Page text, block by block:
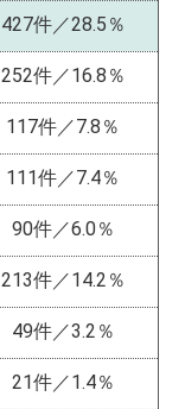
427件／28.5％
252件／16.8％
117件／7.8％
111件／7.4％
90件／6.0％
213件／14.2％
49件／3.2％
21件／1.4％